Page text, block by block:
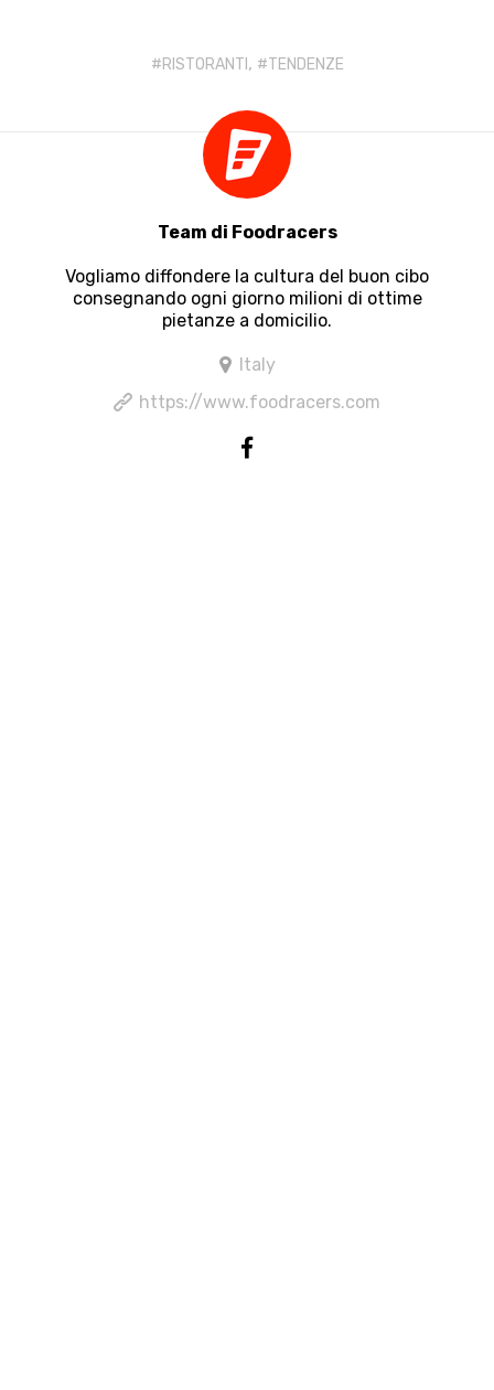
RISTORANTI , TENDENZE
Team di Foodracers
Vogliamo diffondere la cultura del buon cibo
consegnando ogni giorno milioni di ottime
pietanze a domicilio.
Italy
https://www.foodracers.com